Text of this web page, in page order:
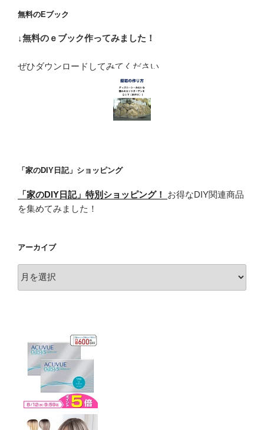
無料のEブック
↓無料のｅブック作ってみました！
ぜひダウンロードしてみてください
「家のDIY日記」ショッピング
「家のDIY日記」特別ショッピング！ お得なDIY関連商品
を集めてみました！
アーカイブ
ー